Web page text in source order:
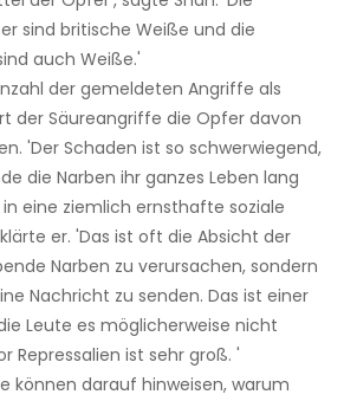
sind britische Weiße und die
auch Weiße.'
der gemeldeten Angriffe als
der Säureangriffe die Opfer davon
'Der Schaden ist so schwerwiegend,
die Narben ihr ganzes Leben lang
eine ziemlich ernsthafte soziale
er. 'Das ist oft die Absicht der
Narben zu verursachen, sondern
Nachricht zu senden. Das ist einer
Leute es möglicherweise nicht
Repressalien ist sehr groß. '
können darauf hinweisen, warum